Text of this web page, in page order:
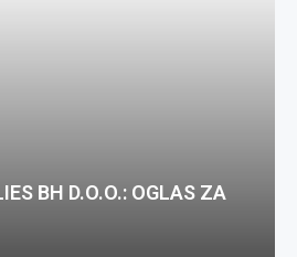
BH D.O.O.: OGLAS ZA